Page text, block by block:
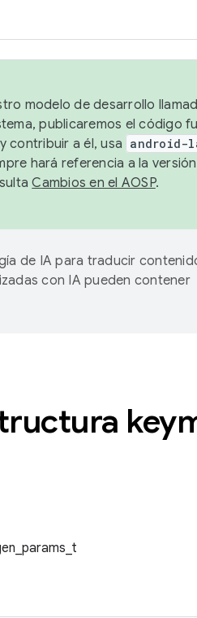
modelo de desarrollo
publicaremos el código
contribuir a él, usa android-
hará referencia a la
Cambios en el AOSP.
de IA para traducir
con IA pueden contener